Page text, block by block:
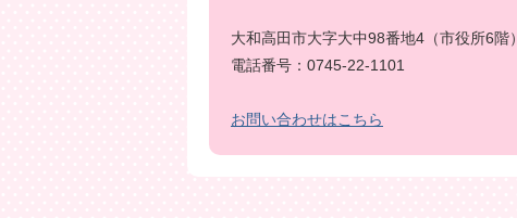
大和高田市大字大中98番地4（市役所6階）
電話番号：0745-22-1101
お問い合わせはこちら